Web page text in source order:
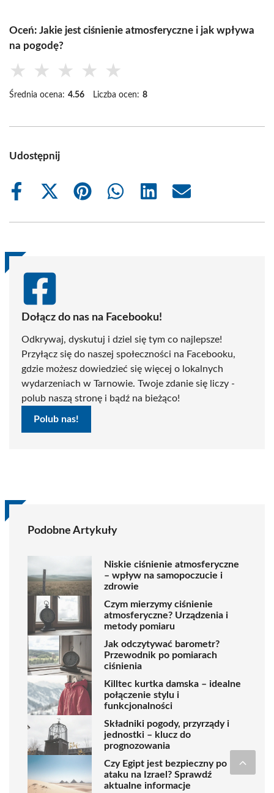
Oceń: Jakie jest ciśnienie atmosferyczne i jak wpływa
na pogodę?
★ ★ ★ ★ ★
Średnia ocena: 4.56 Liczba ocen: 8
Udostępnij
Share
Share
(Twitter)
Share
Share
Share
Share
Dołącz do nas na Facebooku!
Odkrywaj, dyskutuj i dziel się tym co najlepsze!
Przyłącz się do naszej społeczności na Facebooku,
gdzie możesz dowiedzieć się więcej o lokalnych
wydarzeniach w Tarnowie. Twoje zdanie się liczy -
polub naszą stronę i bądź na bieżąco!
Polub nas!
Podobne Artykuły
Niskie ciśnienie atmosferyczne
– wpływ na samopoczucie i
zdrowie
Czym mierzymy ciśnienie
atmosferyczne? Urządzenia i
metody pomiaru
Jak odczytywać barometr?
Przewodnik po pomiarach
ciśnienia
Killtec kurtka damska – idealne
połączenie stylu i
funkcjonalności
Składniki pogody, przyrządy i
jednostki – klucz do
prognozowania
Czy Egipt jest bezpieczny po
ataku na Izrael? Sprawdź
aktualne informacje